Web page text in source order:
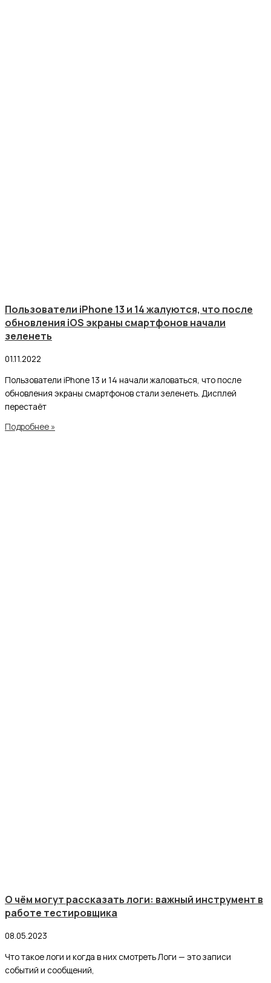
Пользователи iPhone 13 и 14 жалуются, что после
обновления iOS экраны смартфонов начали
зеленеть
01.11.2022
Пользователи iPhone 13 и 14 начали жаловаться, что после
обновления экраны смартфонов стали зеленеть. Дисплей
перестаёт
Подробнее »
О чём могут рассказать логи: важный инструмент в
работе тестировщика
08.05.2023
Что такое логи и когда в них смотреть Логи — это записи
событий и сообщений,